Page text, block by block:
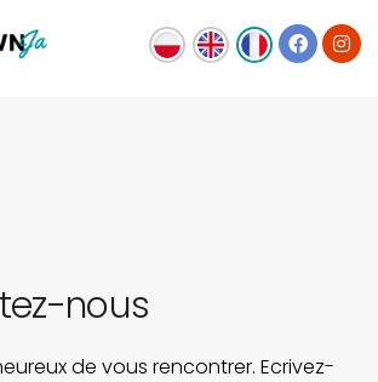
nous
de vous rencontrer. Ecrivez-